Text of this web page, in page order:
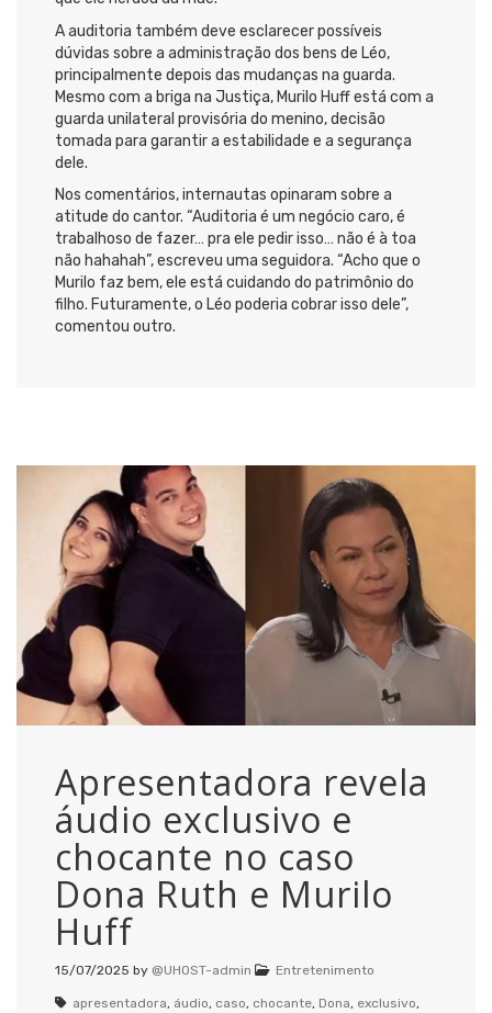
A auditoria também deve esclarecer possíveis
dúvidas sobre a administração dos bens de Léo,
principalmente depois das mudanças na guarda.
Mesmo com a briga na Justiça, Murilo Huff está com a
guarda unilateral provisória do menino, decisão
tomada para garantir a estabilidade e a segurança
dele.
Nos comentários, internautas opinaram sobre a
atitude do cantor. “Auditoria é um negócio caro, é
trabalhoso de fazer… pra ele pedir isso… não é à toa
não hahahah”, escreveu uma seguidora. “Acho que o
Murilo faz bem, ele está cuidando do patrimônio do
filho. Futuramente, o Léo poderia cobrar isso dele”,
comentou outro.
Apresentadora revela
áudio exclusivo e
chocante no caso
Dona Ruth e Murilo
Huff
15/07/2025 by @UHOST-admin Entretenimento
apresentadora, áudio, caso, chocante, Dona, exclusivo,